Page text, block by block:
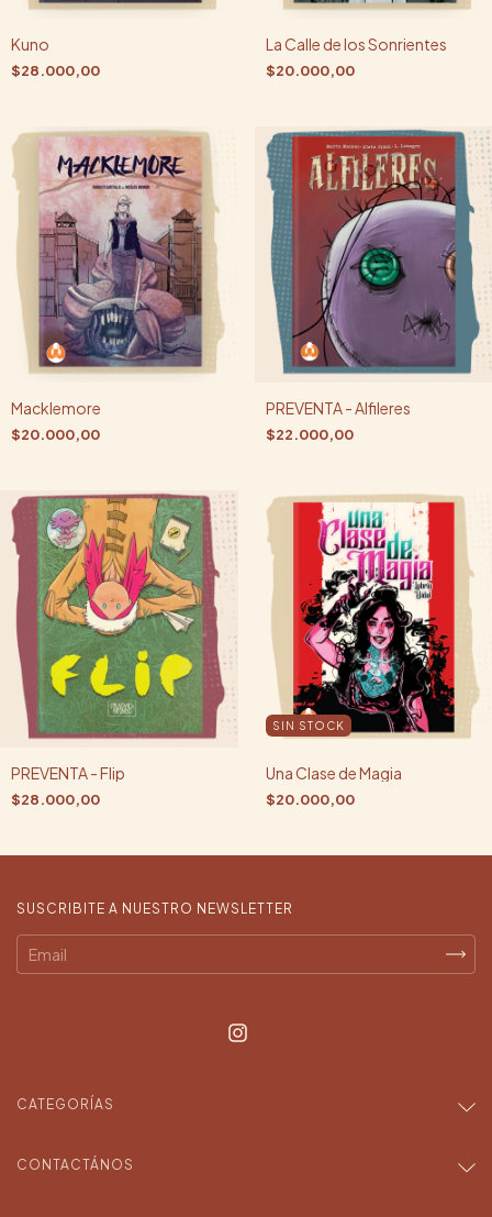
Kuno
$28.000,00
La Calle de los Sonrientes
$20.000,00
Macklemore
$20.000,00
PREVENTA - Alfileres
$22.000,00
PREVENTA - Flip
$28.000,00
SIN STOCK
Una Clase de Magia
$20.000,00
SUSCRIBITE A NUESTRO NEWSLETTER
CATEGORÍAS
CONTACTÁNOS